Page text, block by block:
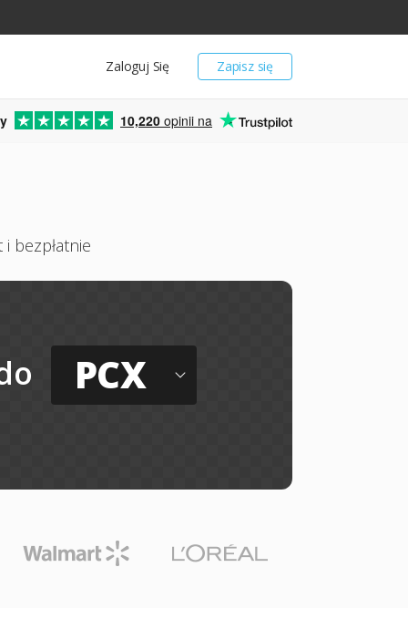
Zapisz się
Zaloguj Się
10,220 opinii na
bezpłatnie
PCX